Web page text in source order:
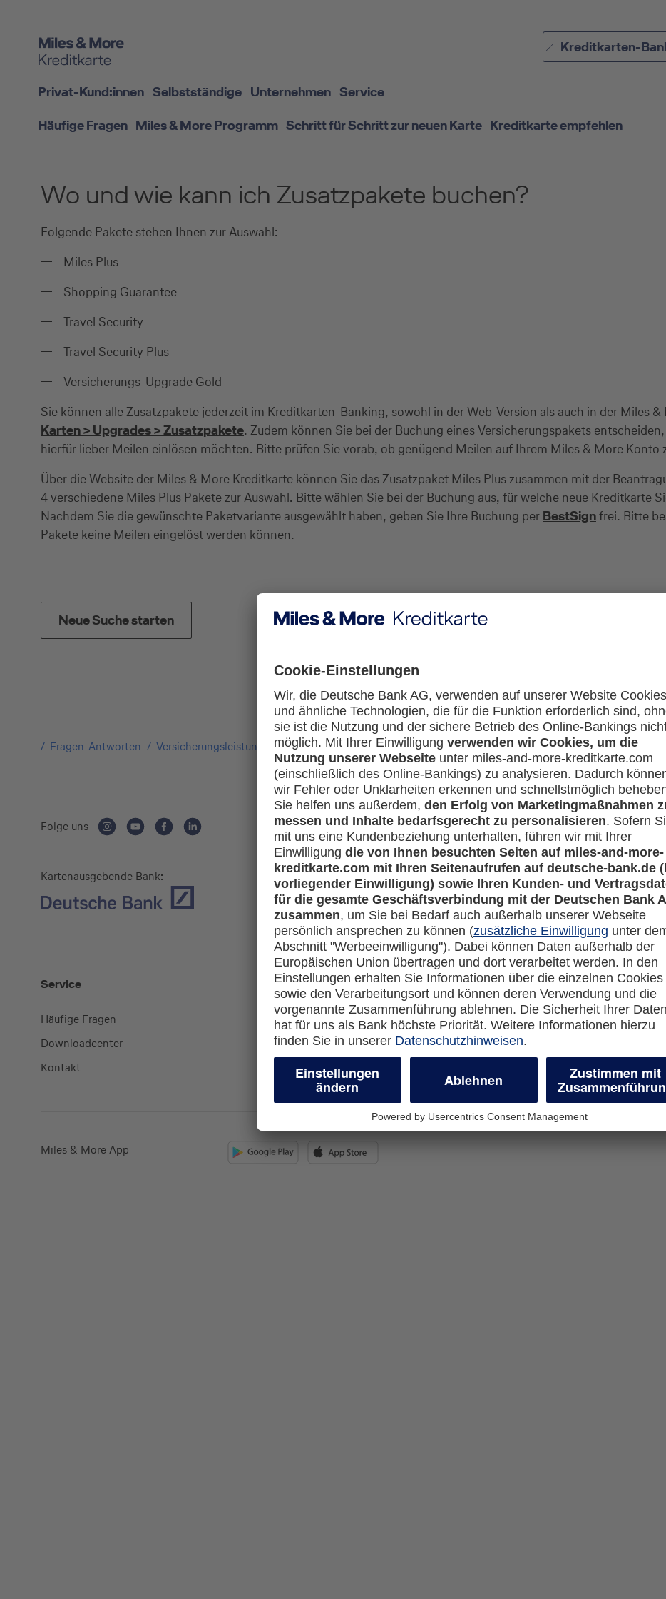
Direkt zur Suche (Enter drücken)
Direkt zum Hauptinhalt (Enter drücken)
Kreditkarten-
Privat-Kund:innen Selbstständige Unternehmen Service
Häufige Fragen Miles & More Programm Schritt für Schritt zur neuen Karte Kreditkarte empfehlen
Wo und wie kann ich Zusatzpakete buchen?
Folgende Pakete stehen Ihnen zur Auswahl:
Miles Plus
Shopping Guarantee
Travel Security
Travel Security Plus
Versicherungs-Upgrade Gold
Sie können alle Zusatzpakete jederzeit im Kreditkarten-Banking, sowohl in der Web-Version als auch in der Miles
Karten > Upgrades > Zusatzpakete. Zudem können Sie bei der Buchung eines Versicherungspakets
hierfür lieber Meilen einlösen möchten. Bitte prüfen Sie vorab, ob genügend Meilen auf Ihrem Miles & More Konto
Über die Website der Miles & More Kreditkarte können Sie das Zusatzpaket Miles Plus zusammen mit der
4 verschiedene Miles Plus Pakete zur Auswahl. Bitte wählen Sie bei der Buchung aus, für welche neue Kreditkarte
Nachdem Sie die gewünschte Paketvariante ausgewählt haben, geben Sie Ihre Buchung per BestSignfrei. Bitte
Pakete keine Meilen eingelöst werden können.
Neue Suche starten
Fragen-Antworten Versicherungsleistungen Wo und wie kann ich Zusatzpakete buchen?
Folge uns
Kartenausgebende Bank:
Service
Häufige Fragen
Downloadcenter
Kontakt
Mehr
Kreditkarten-Banking
miles-and-more.com
lufthansa.com
Rechtliches
Impressum
Datenschutz
Cookie Einstellungen
Miles & More App